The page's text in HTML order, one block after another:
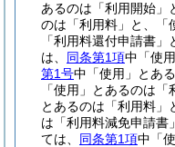
あるのは「利用開始」
のは「利用料」と、「
「利用料還付申請書」
は、 同条第1項中「使
第1号中「使用」とあ
「使用」とあるのは「
とあるのは「利用料」
は「利用料減免申請書
ては、 同条第1項中「